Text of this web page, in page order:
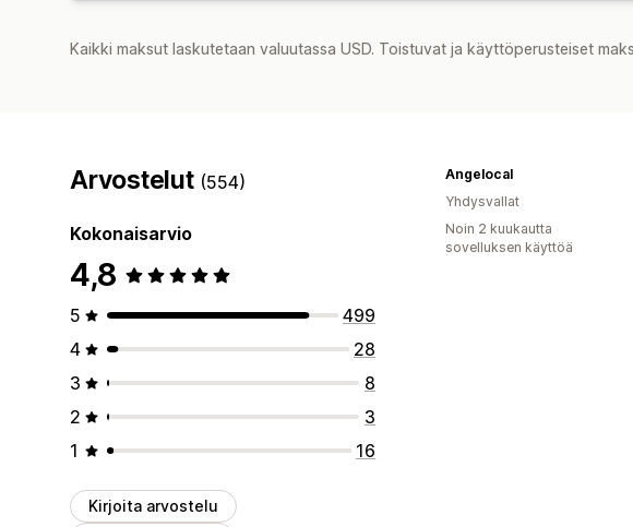
Kaikki maksut laskutetaan valuutassa USD. Toistuvat ja käyttöperusteiset
Arvostelut (554)
Kokonaisarvio
4,8
5
499
4
28
3
8
2
3
1
16
Kirjoita arvostelu
Angelocal
Yhdysvallat
Noin 2 kuukautta
sovelluksen käyttöä